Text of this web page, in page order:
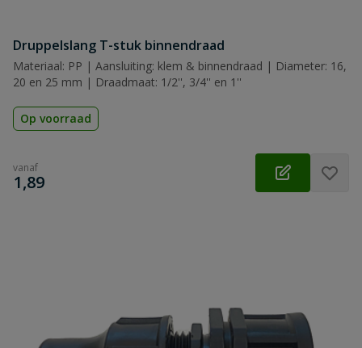
Druppelslang T-stuk binnendraad
Materiaal: PP | Aansluiting: klem & binnendraad | Diameter: 16,
20 en 25 mm | Draadmaat: 1/2'', 3/4'' en 1''
Op voorraad
vanaf
€
1,89